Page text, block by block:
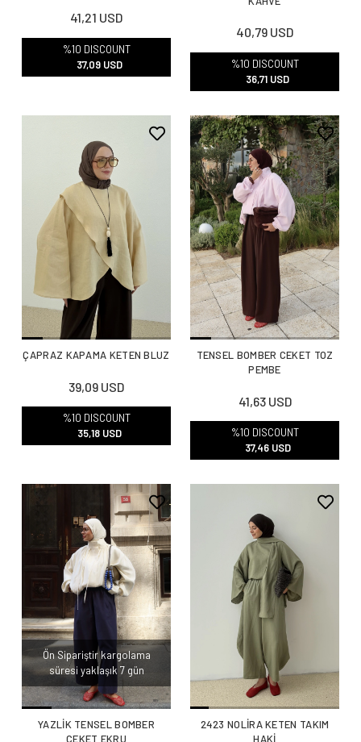
41,21 USD
%10 DISCOUNT
37,09 USD
40,79 USD
%10 DISCOUNT
36,71 USD
ÇAPRAZ KAPAMA KETEN BLUZ
39,09 USD
%10 DISCOUNT
35,18 USD
TENSEL BOMBER CEKET TOZ
PEMBE
41,63 USD
%10 DISCOUNT
37,46 USD
Ön Sipariştir kargolama
süresi yaklaşık 7 gün
YAZLİK TENSEL BOMBER
CEKET EKRU
2423 NOLİRA KETEN TAKIM
HAKİ